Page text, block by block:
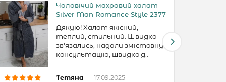
Чоловічий махровий халат
Silver Man Romance Style 2377
Дякую! Халат якісний,
теплий, стильний. Швидко
зв'язались, надали змістовну
консультацію, швидко д..
Тетяна 17.09.2025